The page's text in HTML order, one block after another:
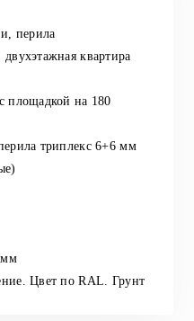
перила
квартира
площадкой на 180
триплекс 6+6 мм
мм
Цвет по RAL. Грунт